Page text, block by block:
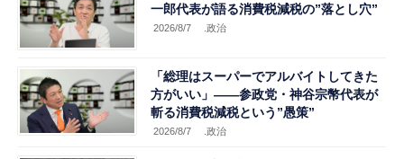
一郎代表が語る消費税減税の”落とし穴”
2026/8/7 .政治
「総理はスーパーでアルバイトしてきた
方がいい」――参政党・神谷宗幣代表が
斬る消費税減税という”愚策”
2026/8/7 .政治